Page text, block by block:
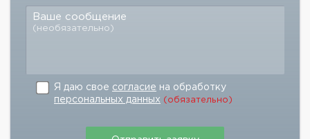
Ваше сообщение
(необязательно)
Я даю свое согласие на обработку
персональных данных (обязательно)